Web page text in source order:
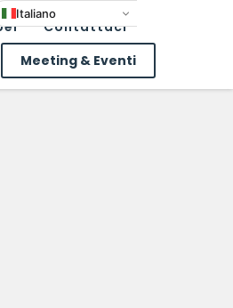
Contattaci
Meeting & Eventi
Italiano